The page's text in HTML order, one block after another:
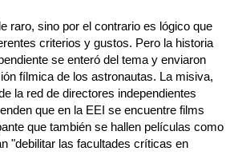
raro, sino por el contrario es lógico que
criterios y gustos. Pero la historia
se enteró del tema y enviaron
fílmica de los astronautas. La misiva,
la red de directores independientes
que en la EEI se encuentre films
que también se hallen películas como
"debilitar las facultades críticas en